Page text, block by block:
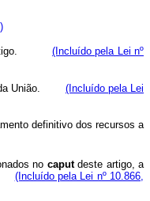
(Incluído pela Lei nº
da União. (Incluído pela Lei
definitivo dos recursos a
no caputdeste artigo, a
(Incluído pela Lei nº 10.866,